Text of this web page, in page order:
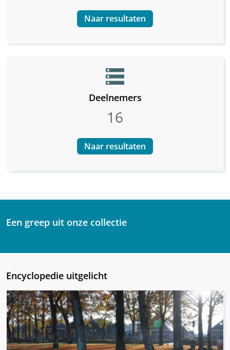
Naar resultaten
storage
Deelnemers
16
Naar resultaten
Een greep uit onze collectie
Encyclopedie uitgelicht